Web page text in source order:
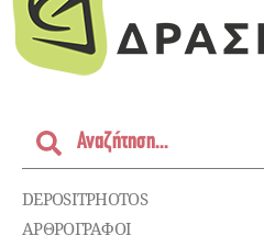
DEPOSITPHOTOS
ΑΡΘΡΟΓΡΑΦΟΙ